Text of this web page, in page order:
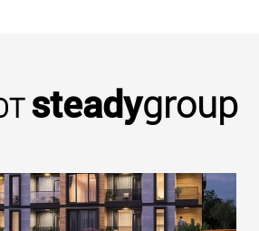
steadygroup